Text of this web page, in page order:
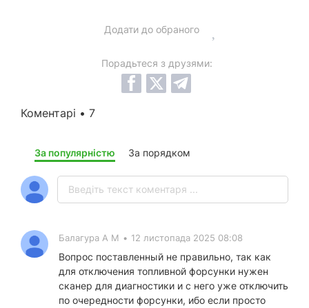
Додати до обраного
Порадьтеся з друзями:
Коментарі • 7
За популярністю За порядком
Балагура А М • 12 листопада 2025 08:08
Вопрос поставленный не правильно, так как
для отключения топливной форсунки нужен
сканер для диагностики и с него уже отключить
по очередности форсунки, ибо если просто